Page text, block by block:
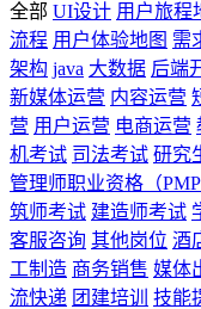
全部 UI设计 用户旅程
流程 用户体验地图 需
架构 java 大数据 后端
新媒体运营 内容运营
营 用户运营 电商运营
机考试 司法考试 研究
管理师职业资格（PMP
筑师考试 建造师考试
客服咨询 其他岗位 酒
工制造 商务销售 媒体
流快递 团建培训 技能